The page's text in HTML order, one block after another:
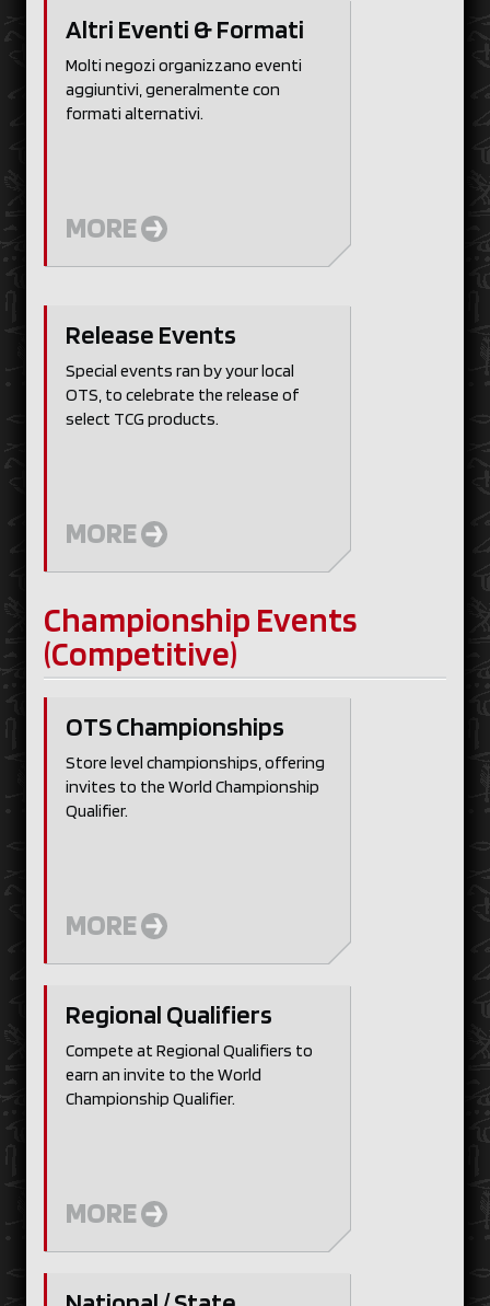
Altri Eventi & Formati
Molti negozi organizzano eventi
aggiuntivi, generalmente con
formati alternativi.
MORE
Release Events
Special events ran by your local
OTS, to celebrate the release of
select TCG products.
MORE
Championship Events
(Competitive)
OTS Championships
Store level championships, offering
invites to the World Championship
Qualifier.
MORE
Regional Qualifiers
Compete at Regional Qualifiers to
earn an invite to the World
Championship Qualifier.
MORE